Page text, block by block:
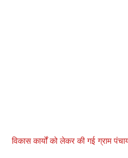
विकास कार्यों को लेकर की गई ग्राम